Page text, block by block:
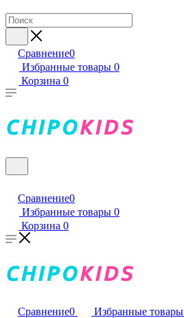
Сравнение0
Избранные товары 0
Корзина 0
Сравнение0
Избранные товары 0
Корзина 0
Сравнение0 Избранные товары